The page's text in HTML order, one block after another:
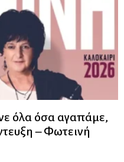
όλα όσα αγαπάμε,
– Φωτεινή